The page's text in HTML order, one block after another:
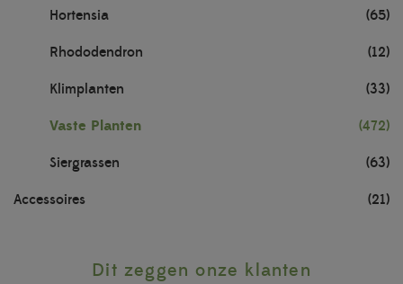
Hortensia (65)
Rhododendron (12)
Klimplanten (33)
Vaste Planten (472)
Siergrassen (63)
Accessoires (21)
Dit zeggen onze klanten